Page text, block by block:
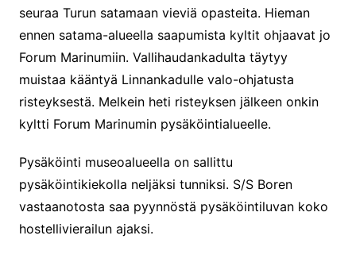
seuraa Turun satamaan vieviä opasteita. Hieman
ennen satama-alueella saapumista kyltit ohjaavat jo
Forum Marinumiin. Vallihaudankadulta täytyy
muistaa kääntyä Linnankadulle valo-ohjatusta
risteyksestä. Melkein heti risteyksen jälkeen onkin
kyltti Forum Marinumin pysäköintialueelle.
Pysäköinti museoalueella on sallittu
pysäköintikiekolla neljäksi tunniksi. S/S Boren
vastaanotosta saa pyynnöstä pysäköintiluvan koko
hostellivierailun ajaksi.